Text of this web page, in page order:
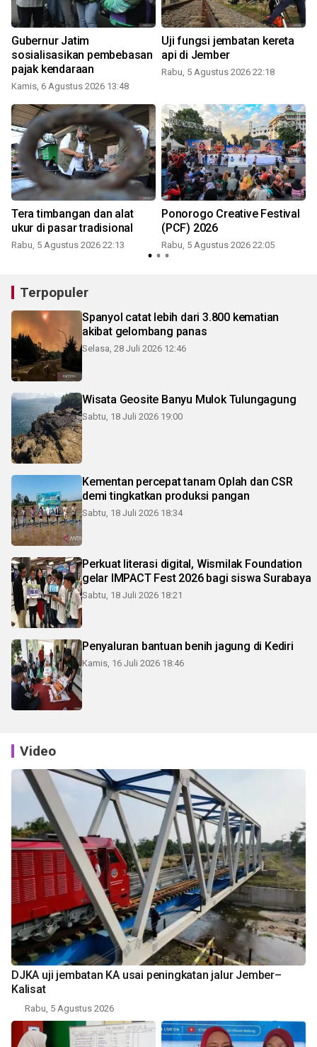
Gubernur Jatim
sosialisasikan pembebasan
pajak kendaraan
Kamis, 6 Agustus 2026 13:48
Uji fungsi jembatan kereta
api di Jember
Rabu, 5 Agustus 2026 22:18
Tera timbangan dan alat
ukur di pasar tradisional
Rabu, 5 Agustus 2026 22:13
Ponorogo Creative Festival
(PCF) 2026
Rabu, 5 Agustus 2026 22:05
Terpopuler
Spanyol catat lebih dari 3.800 kematian
akibat gelombang panas
Selasa, 28 Juli 2026 12:46
Wisata Geosite Banyu Mulok Tulungagung
Sabtu, 18 Juli 2026 19:00
Kementan percepat tanam Oplah dan CSR
demi tingkatkan produksi pangan
Sabtu, 18 Juli 2026 18:34
Perkuat literasi digital, Wismilak Foundation
gelar IMPACT Fest 2026 bagi siswa Surabaya
Sabtu, 18 Juli 2026 18:21
Penyaluran bantuan benih jagung di Kediri
Kamis, 16 Juli 2026 18:46
Video
DJKA uji jembatan KA usai peningkatan jalur Jember–
Kalisat
Rabu, 5 Agustus 2026